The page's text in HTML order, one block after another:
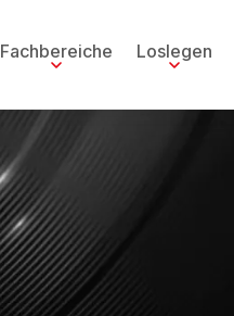
Fachbereiche Loslegen